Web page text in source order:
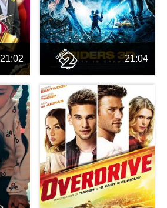
21:02 21:04